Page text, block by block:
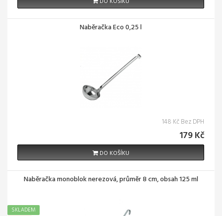
Naběračka Eco 0,25 l
148 Kč Bez DPH
179 Kč
DO KOŠÍKU
Naběračka monoblok nerezová, průměr 8 cm, obsah 125 ml
SKLADEM